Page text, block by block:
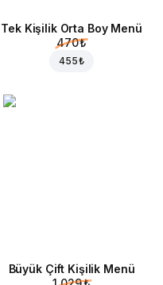
Tek Kişilik Orta Boy Menü
470 ₺
455 ₺
Büyük Çift Kişilik Menü